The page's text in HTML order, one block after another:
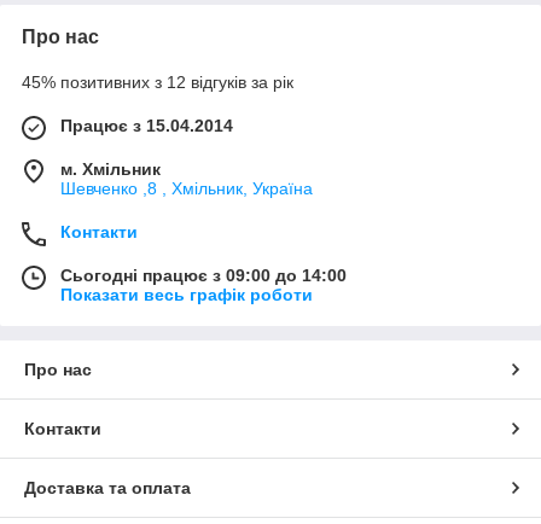
Про нас
45% позитивних з 12 відгуків за рік
Працює з 15.04.2014
м. Хмільник
Шевченко ,8 , Хмільник, Україна
Контакти
Сьогодні працює з 09:00 до 14:00
Показати весь графік роботи
Про нас
Контакти
Доставка та оплата